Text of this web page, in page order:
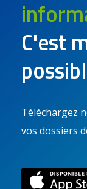
C'est
Téléchargez
vos dossiers